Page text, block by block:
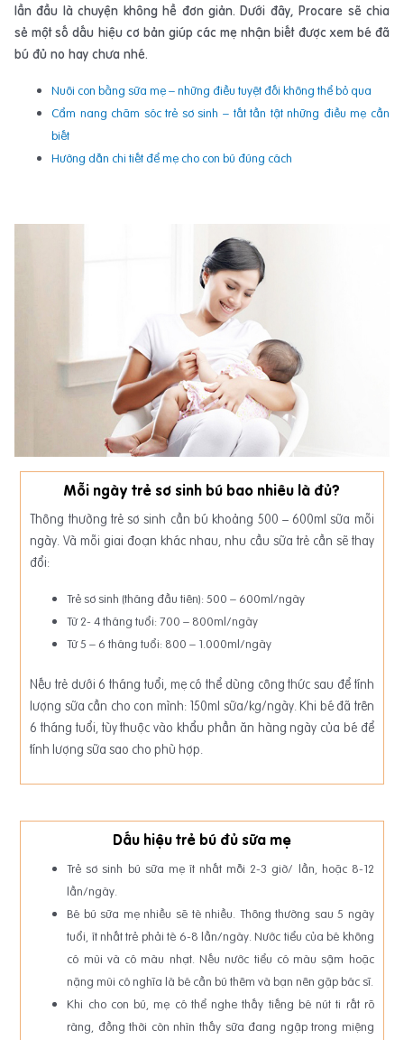
lần đầu là chuyện không hề đơn giản. Dưới đây, Procare sẽ chia
sẻ một số dấu hiệu cơ bản giúp các mẹ nhận biết được xem bé đã
bú đủ no hay chưa nhé.
Nuôi con bằng sữa mẹ – những điều tuyệt đối không thể bỏ qua
Cẩm nang chăm sóc trẻ sơ sinh – tất tần tật những điều mẹ cần
biết
Hướng dẫn chi tiết để mẹ cho con bú đúng cách
Mỗi ngày trẻ sơ sinh bú bao nhiêu là đủ?
Thông thường trẻ sơ sinh cần bú khoảng 500 – 600ml sữa mỗi
ngày. Và mỗi giai đoạn khác nhau, nhu cầu sữa trẻ cần sẽ thay
đổi:
Trẻ sơ sinh (tháng đầu tiên): 500 – 600ml/ngày
Từ 2- 4 tháng tuổi: 700 – 800ml/ngày
Từ 5 – 6 tháng tuổi: 800 – 1.000ml/ngày
Nếu trẻ dưới 6 tháng tuổi, mẹ có thể dùng công thức sau để tính
lượng sữa cần cho con mình: 150ml sữa/kg/ngày. Khi bé đã trên
6 tháng tuổi, tùy thuộc vào khẩu phần ăn hàng ngày của bé để
tính lượng sữa sao cho phù hợp.
Dấu hiệu trẻ bú đủ sữa mẹ
Trẻ sơ sinh bú sữa mẹ ít nhất mỗi 2-3 giờ/ lần, hoặc 8-12
lần/ngày.
Bé bú sữa mẹ nhiều sẽ tè nhiều. Thông thường sau 5 ngày
tuổi, ít nhất trẻ phải tè 6-8 lần/ngày. Nước tiểu của bé không
có mùi và có màu nhạt. Nếu nước tiểu có màu sậm hoặc
nặng mùi có nghĩa là bé cần bú thêm và bạn nên gặp bác sĩ.
Khi cho con bú, mẹ có thể nghe thấy tiếng bé nút ti rất rõ
ràng, đồng thời còn nhìn thấy sữa đang ngập trong miệng